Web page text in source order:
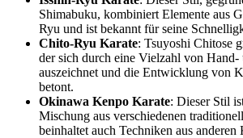
Shimabuku, kombiniert Elemente aus
Ryu und ist bekannt für seine
Chito-Ryu Karate: Tsuyoshi Chitose
der sich durch eine Vielzahl von Hand-
auszeichnet und die Entwicklung von
betont.
Okinawa Kenpo Karate: Dieser Stil
Mischung aus verschiedenen
beinhaltet auch Techniken aus anderen